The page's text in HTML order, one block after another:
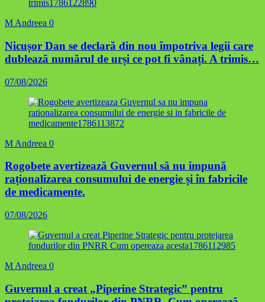
M Andreea 0
Nicușor Dan se declară din nou împotriva legii care
dublează numărul de urși ce pot fi vânați. A trimis…
07/08/2026
M Andreea 0
Rogobete avertizează Guvernul să nu impună
raționalizarea consumului de energie și în fabricile
de medicamente.
07/08/2026
M Andreea 0
Guvernul a creat „Piperine Strategic” pentru